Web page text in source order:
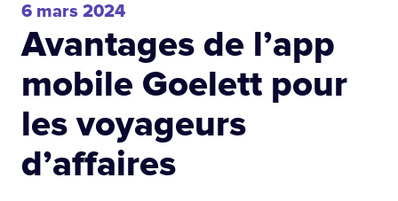
6 mars 2024
Avantages de l’app
mobile Goelett pour
les voyageurs
d’affaires